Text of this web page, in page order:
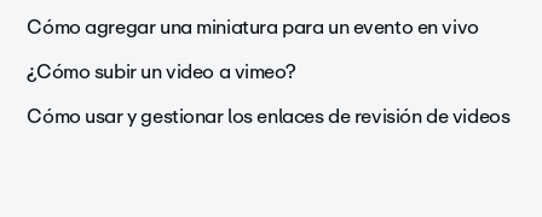
Cómo agregar una miniatura para un evento en vivo
¿Cómo subir un video a vimeo?
Cómo usar y gestionar los enlaces de revisión de videos